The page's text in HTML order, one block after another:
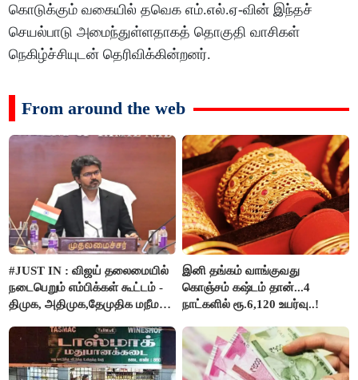
கொடுக்கும் வகையில் தவெக எம்.எல்.ஏ-வின் இந்தச்
செயல்பாடு அமைந்துள்ளதாகத் தொகுதி வாசிகள்
நெகிழ்ச்சியுடன் தெரிவிக்கின்றனர்.
From around the web
#JUST IN : விஜய் தலைமையில்
நடைபெறும் எம்பிக்கள் கூட்டம் -
திமுக, அதிமுக,தேமுதிக மநீம
இனி தங்கம் வாங்குவது
கொஞ்சம் கஷ்டம் தான்...4
நாட்களில் ரூ.6,120 உயர்வு..!